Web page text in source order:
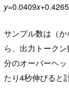
y=0.0409x
サンプル数は（
ら、出力トーク
分のオーバーヘ
たり4秒伸びると